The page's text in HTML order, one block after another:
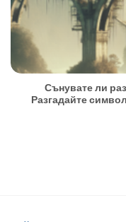
Сънувате ли
Разгадайте